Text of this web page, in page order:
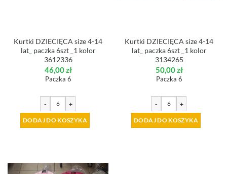
Kurtki DZIECIĘCA size 4-14
lat_ paczka 6szt _1 kolor
3612336
46,00zł
Paczka 6
- +
DODAJ DO KOSZYKA
Kurtki DZIECIĘCA size 4-14
lat_ paczka 6szt _1 kolor
3134265
50,00zł
Paczka 6
- +
DODAJ DO KOSZYKA